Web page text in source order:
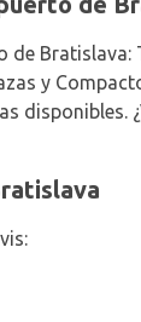
de Bratislava:
y
disponibles.